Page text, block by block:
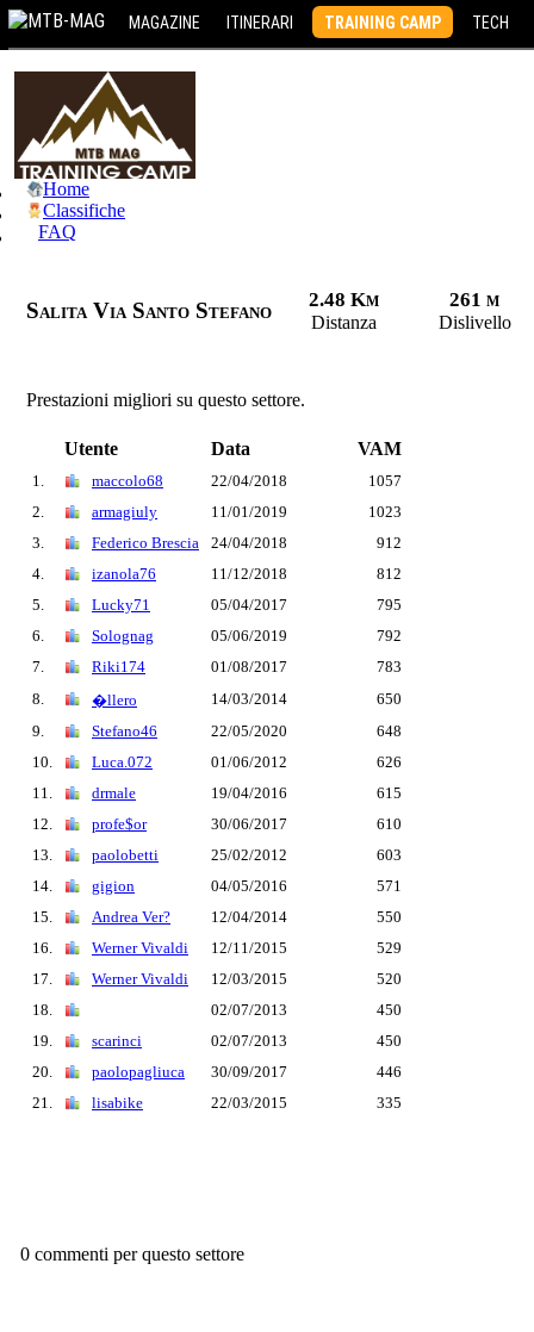
MAGAZINE ITINERARI TRAINING CAMP TECH
Home
Classifiche
FAQ
Salita Via Santo Stefano 2.48 Km
Distanza
261 m
Dislivello
Prestazioni migliori su questo settore.
Utente Data VAM
1. maccolo68 22/04/2018
1057
2.
armagiuly 11/01/2019
1023
3.
Federico Brescia 24/04/2018
912
4.
izanola76 11/12/2018
812
5.
Lucky71 05/04/2017
795
6.
Solognag 05/06/2019
792
7.
Riki174 01/08/2017
783
8.
�llero 14/03/2014
650
9.
Stefano46 22/05/2020
648
10.
Luca.072 01/06/2012
626
11.
drmale 19/04/2016
615
12.
profe$or 30/06/2017
610
13.
paolobetti 25/02/2012
603
14.
gigion 04/05/2016
571
15.
Andrea Ver? 12/04/2014
550
16.
Werner Vivaldi 12/11/2015
529
17.
Werner Vivaldi 12/03/2015
520
18.
02/07/2013
450
19.
scarinci 02/07/2013
450
20.
paolopagliuca 30/09/2017
446
21.
lisabike 22/03/2015 335
0 commenti per questo settore